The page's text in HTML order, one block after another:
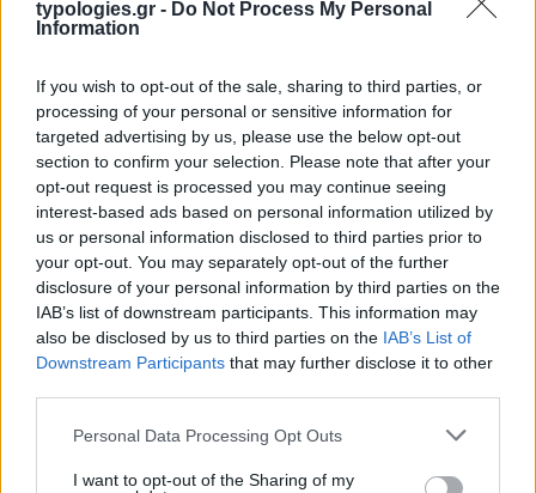
typologies.gr - Do Not Process My Personal
Information
If you wish to opt-out of the sale, sharing to third parties, or
processing of your personal or sensitive information for
targeted advertising by us, please use the below opt-out
section to confirm your selection. Please note that after your
opt-out request is processed you may continue seeing
interest-based ads based on personal information utilized by
us or personal information disclosed to third parties prior to
your opt-out. You may separately opt-out of the further
disclosure of your personal information by third parties on the
IAB’s list of downstream participants. This information may
also be disclosed by us to third parties on the IAB’s List of
Downstream Participants that may further disclose it to other
Please note that this website/app uses one or more Google
not limited to your visit or usage behaviour. You may click to
Personal Data Processing Opt Outs
I want to opt-out of the Sharing of my